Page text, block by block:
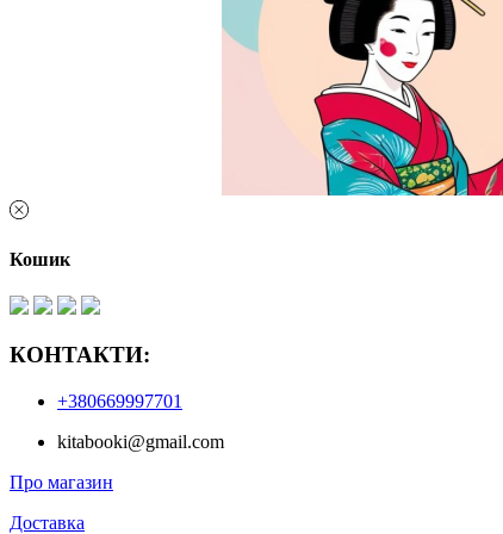
Кошик
КОНТАКТИ:
+380669997701
kitabooki@gmail.com
Про магазин
Доставка